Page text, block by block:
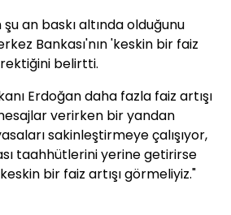
şu an baskı altında olduğunu
Bankası'nın 'keskin bir faiz
belirtti.
Erdoğan daha fazla faiz artışı
verirken bir yandan
sakinleştirmeye çalışıyor,
taahhütlerini yerine getirirse
bir faiz artışı görmeliyiz."